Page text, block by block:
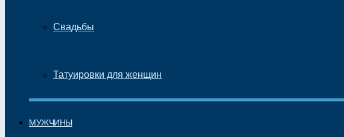
Свадьбы
Татуировки для женщин
МУЖЧИНЫ